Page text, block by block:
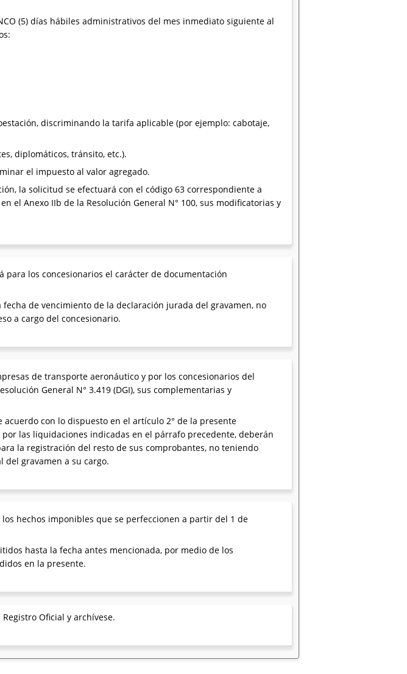
(5) días hábiles administrativos del mes inmediato siguiente al
discriminando la tarifa aplicable (por ejemplo: cabotaje,
diplomáticos, tránsito, etc.).
el impuesto al valor agregado.
la solicitud se efectuará con el código 63 correspondiente a
el Anexo IIb de la Resolución General N° 100, sus modificatorias y
para los concesionarios el carácter de documentación
de vencimiento de la declaración jurada del gravamen, no
a cargo del concesionario.
de transporte aeronáutico y por los concesionarios del
General N° 3.419 (DGI), sus complementarias y
con lo dispuesto en el artículo 2° de la presente
las liquidaciones indicadas en el párrafo precedente, deberán
la registración del resto de sus comprobantes, no teniendo
del gravamen a su cargo.
los hechos imponibles que se perfeccionen a partir del 1 de
hasta la fecha antes mencionada, por medio de los
en la presente.
Oficial y archívese.